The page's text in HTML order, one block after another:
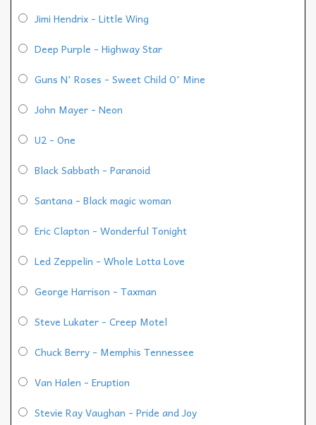
Jimi Hendrix - Little Wing
Deep Purple - Highway Star
Guns N' Roses - Sweet Child O' Mine
John Mayer - Neon
U2 - One
Black Sabbath - Paranoid
Santana - Black magic woman
Eric Clapton - Wonderful Tonight
Led Zeppelin - Whole Lotta Love
George Harrison - Taxman
Steve Lukater - Creep Motel
Chuck Berry - Memphis Tennessee
Van Halen - Eruption
Stevie Ray Vaughan - Pride and Joy